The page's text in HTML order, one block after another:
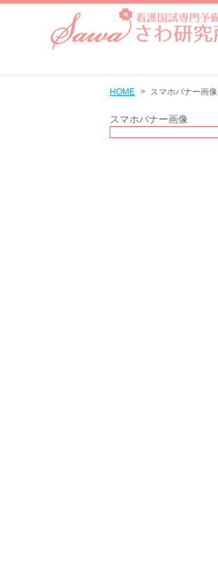
HOME スマホバナー画像
スマホバナー画像